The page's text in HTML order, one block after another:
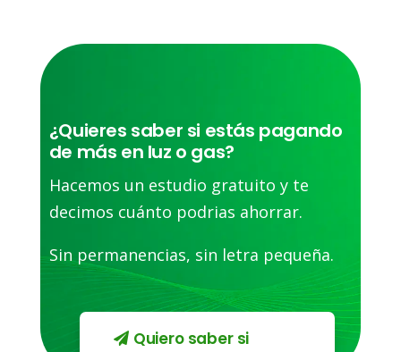
¿Quieres saber si estás pagando
de más en luz o gas?
Hacemos un estudio gratuito y te
decimos cuánto podrias ahorrar.
Sin permanencias, sin letra pequeña.
Quiero saber si